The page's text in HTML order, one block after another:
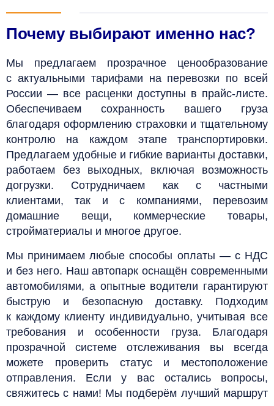
Почему выбирают именно нас?
Мы предлагаем прозрачное ценообразование
с актуальными тарифами на перевозки по всей
России — все расценки доступны в прайс-листе.
Обеспечиваем сохранность вашего груза
благодаря оформлению страховки и тщательному
контролю на каждом этапе транспортировки.
Предлагаем удобные и гибкие варианты доставки,
работаем без выходных, включая возможность
догрузки. Сотрудничаем как с частными
клиентами, так и с компаниями, перевозим
домашние вещи, коммерческие товары,
стройматериалы и многое другое.
Мы принимаем любые способы оплаты — с НДС
и без него. Наш автопарк оснащён современными
автомобилями, а опытные водители гарантируют
быструю и безопасную доставку. Подходим
к каждому клиенту индивидуально, учитывая все
требования и особенности груза. Благодаря
прозрачной системе отслеживания вы всегда
можете проверить статус и местоположение
отправления. Если у вас остались вопросы,
свяжитесь с нами! Мы подберём лучший маршрут